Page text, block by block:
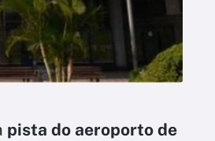
pista do aeroporto de